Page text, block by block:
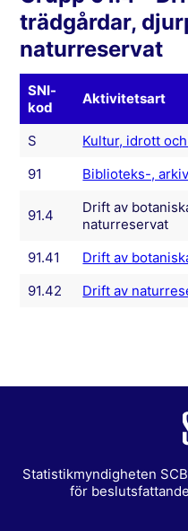
trädgårdar,
naturreservat
SNI-
kod
Aktivitetsart
S
Kultur, idrott
91
Biblioteks-,
91.4
Drift av
naturreservat
91.41
Drift av
91.42
Drift av
Statistikmyndigheten
för